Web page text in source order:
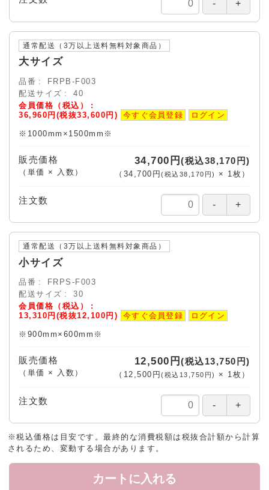
通常配送（3万以上送料無料対象商品）
大サイズ
品番
FRPB-F003
配送サイズ
40
会員価格（税込）
36,960円(税抜33,600円)
今すぐ会員登録 ログイン
※1000mm×1500mm※
販売価格
（単価 × 入数）
34,700円(税込38,170円)
（ 34,700円(税込38,170円) × 1枚 ）
注文数
通常配送（3万以上送料無料対象商品）
小サイズ
品番
FRPS-F003
配送サイズ
30
会員価格（税込）
13,310円(税抜12,100円)
今すぐ会員登録 ログイン
※900mm×600mm※
販売価格
（単価 × 入数）
12,500円(税込13,750円)
（ 12,500円(税込13,750円) × 1枚 ）
注文数
※税込価格は目安です。最終的な消費税額は税抜合計額から計算
されるため、変動する場合があります。
カートに入れる